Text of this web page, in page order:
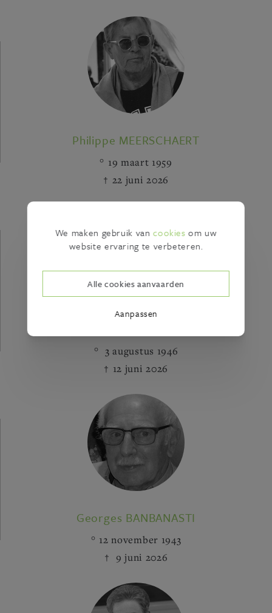
Philippe MEERSCHAERT
19 maart 1959
22 juni 2026
3 augustus 1946
12 juni 2026
Georges BANBANASTI
12 november 1943
9 juni 2026
We maken gebruik vancookies om uw
website ervaring te verbeteren.
Alle cookies aanvaarden
Aanpassen